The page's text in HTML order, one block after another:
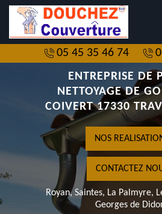
05 45 35 46 74
ENTREPRISE DE
NETTOYAGE DE
COIVERT 17330
NOS
CONTACTEZ
Royan, Saintes, La Palmyre,
Georges de